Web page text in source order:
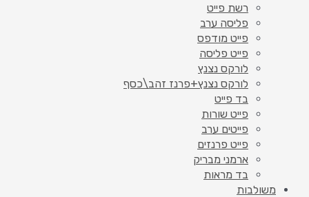
רשת פייט
פליסה ערב
פייט מודפס
פייט פליסה
לורקס נצנץ
לורקס נצנץ+פרנז זהב\כסף
בד פייט
פייט שורות
פייטים ערב
פייט פרנזים
ארמני מבריק
בד מראות
משולבות